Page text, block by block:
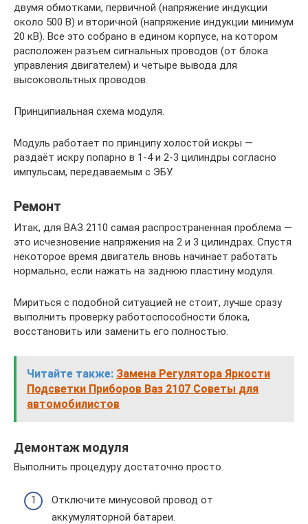
двумя обмотками, первичной (напряжение индукции
около 500 В) и вторичной (напряжение индукции минимум
20 кВ). Все это собрано в едином корпусе, на котором
расположен разъем сигнальных проводов (от блока
управления двигателем) и четыре вывода для
высоковольтных проводов.
Принципиальная схема модуля.
Модуль работает по принципу холостой искры —
раздаёт искру попарно в 1-4 и 2-3 цилиндры согласно
импульсам, передаваемым с ЭБУ.
Ремонт
Итак, для ВАЗ 2110 самая распространенная проблема —
это исчезновение напряжения на 2 и 3 цилиндрах. Спустя
некоторое время двигатель вновь начинает работать
нормально, если нажать на заднюю пластину модуля.
Мириться с подобной ситуацией не стоит, лучше сразу
выполнить проверку работоспособности блока,
восстановить или заменить его полностью.
Читайте также: Замена Регулятора Яркости
Подсветки Приборов Ваз 2107 Советы для
автомобилистов
Демонтаж модуля
Выполнить процедуру достаточно просто.
Отключите минусовой провод от
аккумуляторной батареи.